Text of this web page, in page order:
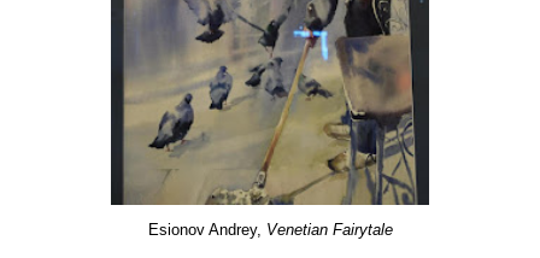
Esionov Andrey, Venetian Fairytale